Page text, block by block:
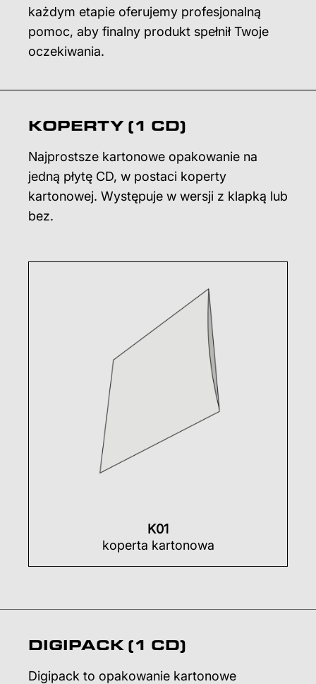
każdym etapie oferujemy profesjonalną
pomoc, aby finalny produkt spełnił Twoje
oczekiwania.
KOPERTY (1 CD)
Najprostsze kartonowe opakowanie na
jedną płytę CD, w postaci koperty
kartonowej. Występuje w wersji z klapką lub
bez.
K01
koperta kartonowa
DIGIPACK (1 CD)
Digipack to opakowanie kartonowe